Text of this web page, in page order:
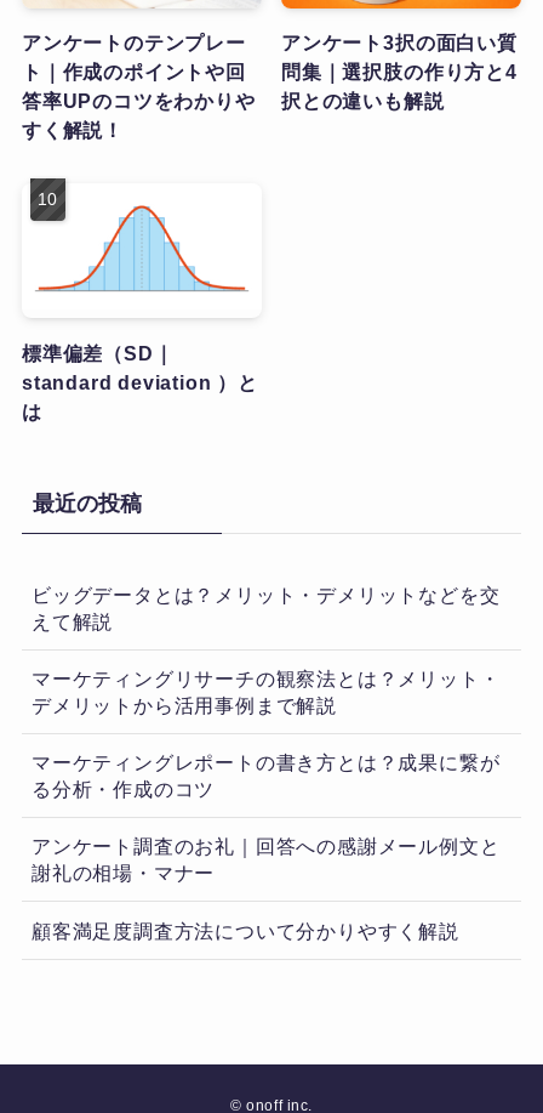
アンケートのテンプレー
ト｜作成のポイントや回
答率UPのコツをわかりや
すく解説！
アンケート3択の面白い質
問集｜選択肢の作り方と4
択との違いも解説
標準偏差（SD｜
standard deviation ）と
は
最近の投稿
ビッグデータとは？メリット・デメリットなどを交
えて解説
マーケティングリサーチの観察法とは？メリット・
デメリットから活用事例まで解説
マーケティングレポートの書き方とは？成果に繋が
る分析・作成のコツ
アンケート調査のお礼｜回答への感謝メール例文と
謝礼の相場・マナー
顧客満足度調査方法について分かりやすく解説
© onoff inc.